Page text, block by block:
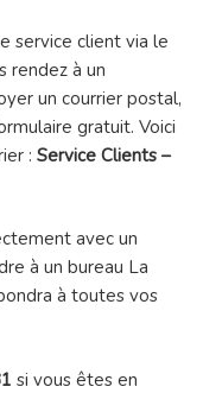
service client via le
rendez à un
un courrier postal,
gratuit. Voici
: Service Clients –
avec un
à un bureau La
à toutes vos
si vous êtes en